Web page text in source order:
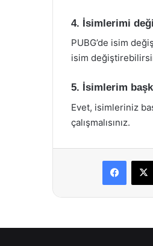
4. İsimlerimi
PUBG’de isim
isim
5. İsimlerim
Evet, isimleriniz
çalışmalısınız.